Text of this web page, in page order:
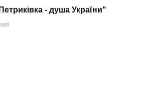
- душа України"